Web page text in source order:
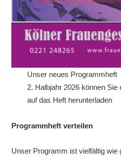
Unser neues Programmheft
2. Halbjahr 2026 können
auf das Heft herunterladen
Programmheft verteilen
Unser Programm ist vielfältig wie